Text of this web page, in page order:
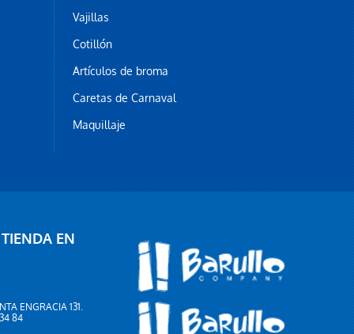
Vajillas
Cotillón
Artículos de broma
Caretas de Carnaval
Maquillaje
EN
ENGRACIA 131.
84